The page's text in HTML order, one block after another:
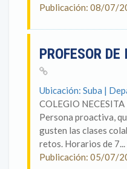
Publicación: 08/07/
PROFESOR DE
Ubicación: Suba |
COLEGIO
Persona proactiva,
gusten las clases
retos. Horarios de 7...
Publicación: 05/07/